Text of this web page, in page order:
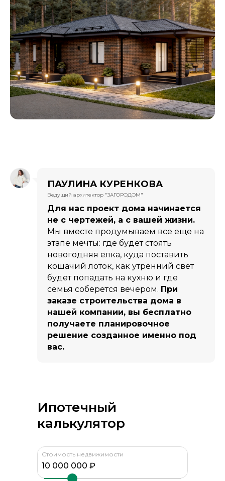
ПАУЛИНА КУРЕНКОВА
Ведущий архитектор "ЗАГОРОДОМ"
Для нас проект дома начинается
не с чертежей, а с вашей жизни.
Мы вместе продумываем все еще на
этапе мечты: где будет стоять
новогодняя елка, куда поставить
кошачий лоток, как утренний свет
будет попадать на кухню и где
семья соберется вечером. При
заказе строительства дома в
нашей компании, вы бесплатно
получаете планировочное
решение созданное именно под
вас.
Ипотечный
калькулятор
Стоимость недвижимости